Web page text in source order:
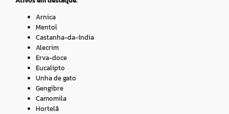
Arnica
Mentol
Castanha-da-índia
Alecrim
Erva-doce
Eucalipto
Unha de gato
Gengibre
Camomila
Hortelã